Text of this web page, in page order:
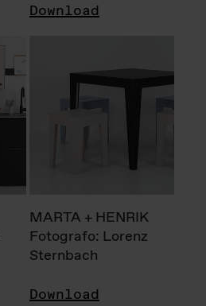
Download
MARTA + HENRIK
Fotografo: Lorenz
Sternbach
Download